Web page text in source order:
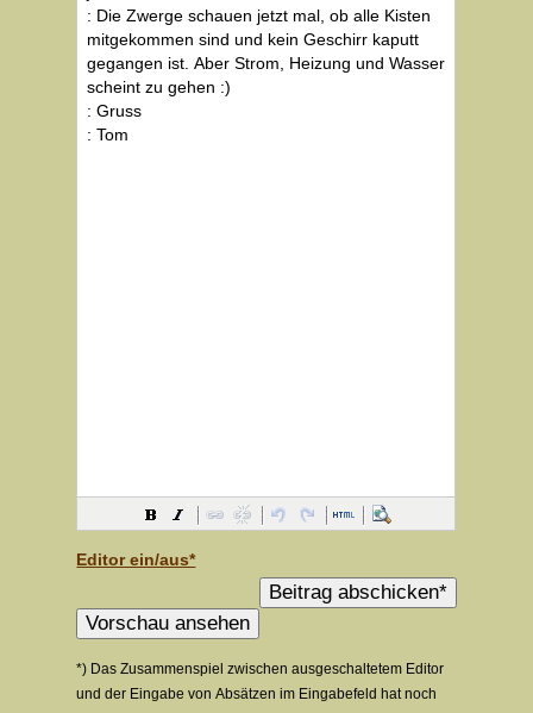
Editor ein/aus*
*) Das Zusammenspiel zwischen ausgeschaltetem Editor
und der Eingabe von Absätzen im Eingabefeld hat noch